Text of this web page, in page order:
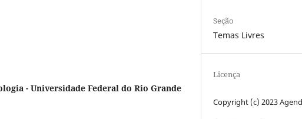
- Universidade Federal do Rio Grande
Seção
Temas Livres
Licença
Copyright (c) 2023